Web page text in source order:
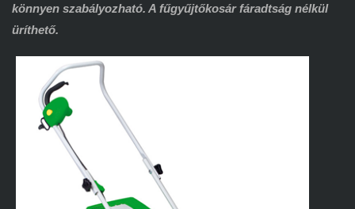
könnyen szabályozható. A fűgyűjtőkosár fáradtság nélkül
üríthető.